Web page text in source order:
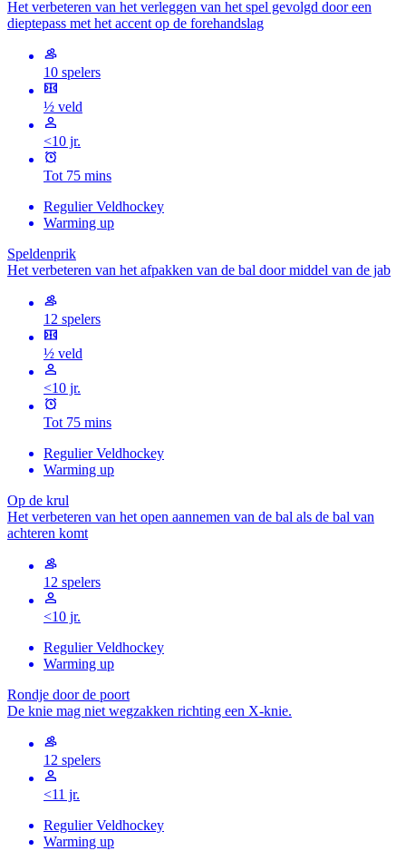
Het verbeteren van het verleggen van het spel gevolgd door een
dieptepass met het accent op de forehandslag
10 spelers
½ veld
<10 jr.
Tot 75 mins
Regulier Veldhockey
Warming up
Speldenprik
Het verbeteren van het afpakken van de bal door middel van de jab
12 spelers
½ veld
<10 jr.
Tot 75 mins
Regulier Veldhockey
Warming up
Op de krul
Het verbeteren van het open aannemen van de bal als de bal van
achteren komt
12 spelers
<10 jr.
Regulier Veldhockey
Warming up
Rondje door de poort
De knie mag niet wegzakken richting een X-knie.
12 spelers
<11 jr.
Regulier Veldhockey
Warming up